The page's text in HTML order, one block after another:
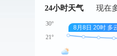
24小时天气 现在
8月8日 20时 多
30°
21°